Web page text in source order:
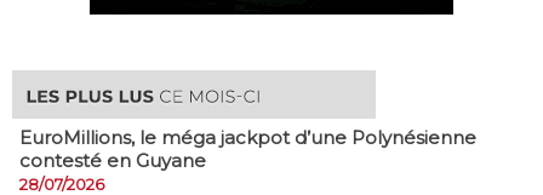
EuroMillions, ​le méga jackpot d’une Polynésienne
contesté en Guyane
28/07/2026